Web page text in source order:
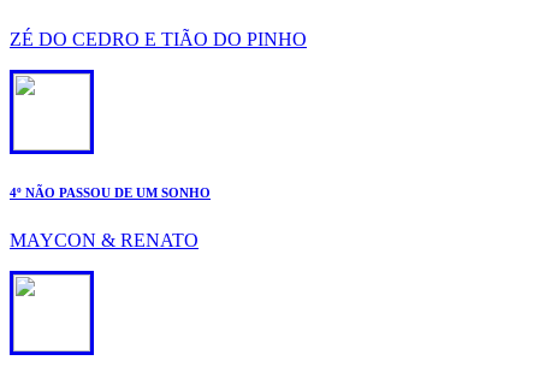
ZÉ DO CEDRO E TIÃO DO PINHO
4º NÃO PASSOU DE UM SONHO
MAYCON & RENATO